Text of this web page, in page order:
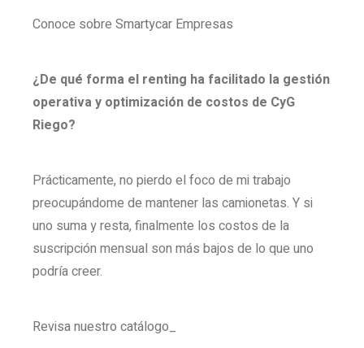
Conoce sobre Smartycar Empresas
¿De qué forma el renting ha facilitado la gestión
operativa y optimización de costos de CyG
Riego?
Prácticamente, no pierdo el foco de mi trabajo
preocupándome de mantener las camionetas. Y si
uno suma y resta, finalmente los costos de la
suscripción mensual son más bajos de lo que uno
podría creer.
Revisa nuestro catálogo_